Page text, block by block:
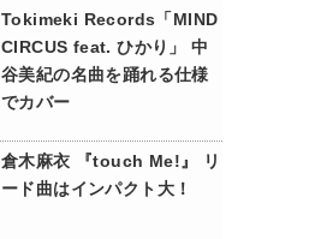
Tokimeki Records「MIND
CIRCUS feat. ひかり」 中
谷美紀の名曲を踊れる仕様
でカバー
倉木麻衣 『touch Me!』 リ
ード曲はインパクト大！